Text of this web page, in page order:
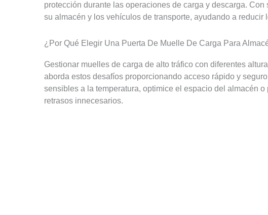
protección durante las operaciones de carga y descarga.
su almacén y los vehículos de transporte, ayudando a
¿Por Qué Elegir Una Puerta De Muelle De Carga Para
Gestionar muelles de carga de alto tráfico con diferentes
aborda estos desafíos proporcionando acceso rápido y
sensibles a la temperatura, optimice el espacio del almacén
retrasos innecesarios.